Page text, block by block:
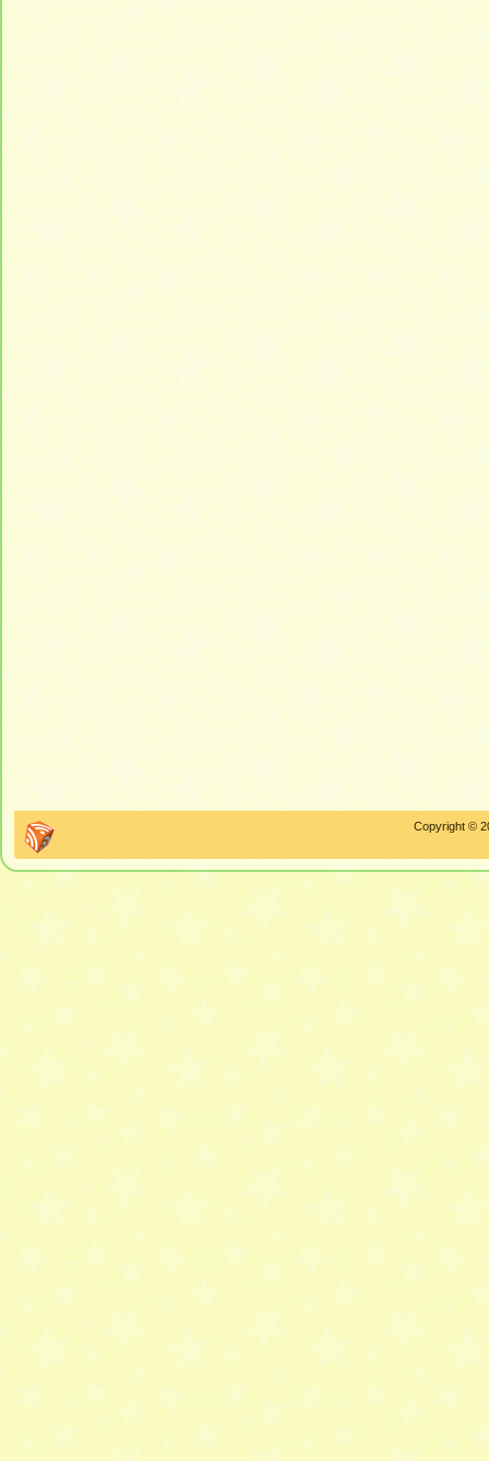
Copyright ©